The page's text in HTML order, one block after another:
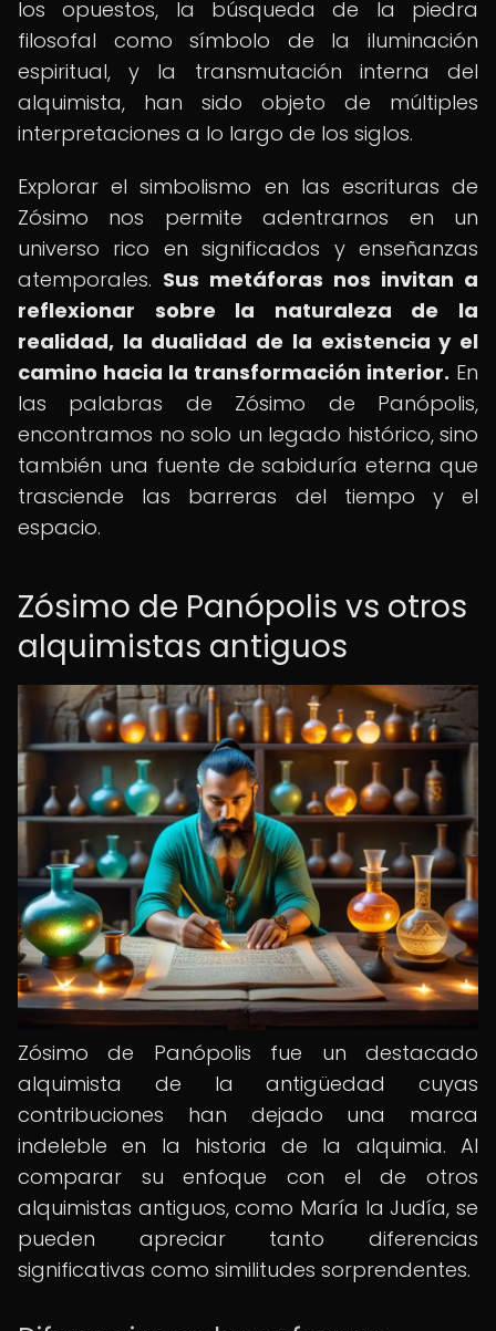
los opuestos, la búsqueda de la piedra
filosofal como símbolo de la iluminación
espiritual, y la transmutación interna del
alquimista, han sido objeto de múltiples
interpretaciones a lo largo de los siglos.
Explorar el simbolismo en las escrituras de
Zósimo nos permite adentrarnos en un
universo rico en significados y enseñanzas
atemporales. Sus metáforas nos invitan a
reflexionar sobre la naturaleza de la
realidad, la dualidad de la existencia y el
camino hacia la transformación interior. En
las palabras de Zósimo de Panópolis,
encontramos no solo un legado histórico, sino
también una fuente de sabiduría eterna que
trasciende las barreras del tiempo y el
espacio.
Zósimo de Panópolis vs otros
alquimistas antiguos
Zósimo de Panópolis fue un destacado
alquimista de la antigüedad cuyas
contribuciones han dejado una marca
indeleble en la historia de la alquimia. Al
comparar su enfoque con el de otros
alquimistas antiguos, como María la Judía, se
pueden apreciar tanto diferencias
significativas como similitudes sorprendentes.